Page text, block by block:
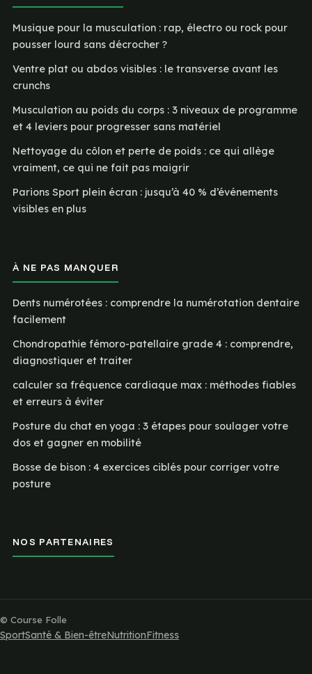
Musique pour la musculation : rap, électro ou rock pour
pousser lourd sans décrocher ?
Ventre plat ou abdos visibles : le transverse avant les
crunchs
Musculation au poids du corps : 3 niveaux de programme
et 4 leviers pour progresser sans matériel
Nettoyage du côlon et perte de poids : ce qui allège
vraiment, ce qui ne fait pas maigrir
Parions Sport plein écran : jusqu’à 40 % d’événements
visibles en plus
À NE PAS MANQUER
Dents numérotées : comprendre la numérotation dentaire
facilement
Chondropathie fémoro-patellaire grade 4 : comprendre,
diagnostiquer et traiter
calculer sa fréquence cardiaque max : méthodes fiables
et erreurs à éviter
Posture du chat en yoga : 3 étapes pour soulager votre
dos et gagner en mobilité
Bosse de bison : 4 exercices ciblés pour corriger votre
posture
NOS PARTENAIRES
© Course Folle
SportSanté & Bien-êtreNutritionFitness